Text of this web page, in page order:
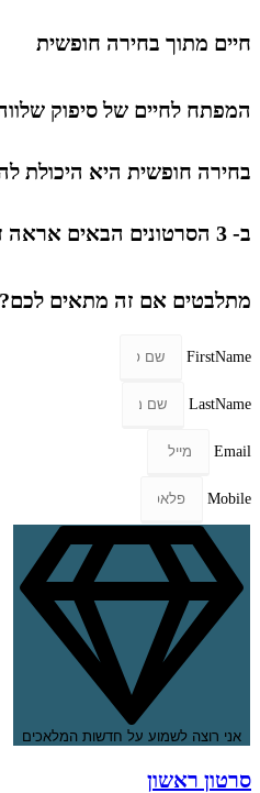
חיים מתוך בחירה חופשית
המפתח לחיים של סיפוק
בחירה חופשית היא היכולת
ב- 3 הסרטונים הבאים אראה דוגמאות איך שימוש בבחירה חופשית מול אתגרים שכולנו מכירים- משנה את התוצאות והשפעתן על חיינו
מתלבטים אם זה מתאים לכם?
FirstName
LastName
Email
Mobile
אני רוצה לשמוע על חדשות המלאכים
סרטון ראשון